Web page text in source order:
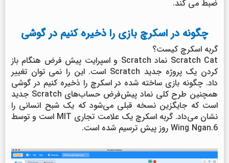
ضبط می کند.
چگونه در اسکرچ بازی را ذخیره کنیم در گوشی
گربه اسکرچ کیست؟
Scratch Cat نماد Scratch و اسپرایت پیش فرض هنگام باز
کردن یک پروژه جدید Scratch است. این را نمی توان تغییر
داد. چگونه بازی ساخته شده در اسکرچ را ذخیره کنیم در گوشی
همچنین طرح کلی نماد پیش‌فرض حساب‌های Scratch جدید
است که جایگزین نسخه قبلی می‌شود که یک شبح انسانی را
نشان می‌داد. گربه اسکرچ یک علامت تجاری MIT است و توسط
Wing Ngan.6 روز پیش ترسیم شده است.